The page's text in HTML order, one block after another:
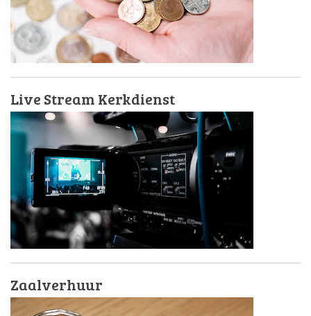
Live Stream Kerkdienst
Zaalverhuur